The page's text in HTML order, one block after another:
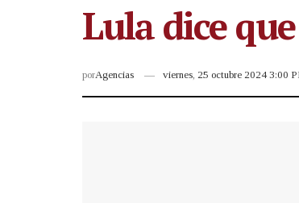
Lula dice
porAgencias viernes, 25 octubre 2024 3:00